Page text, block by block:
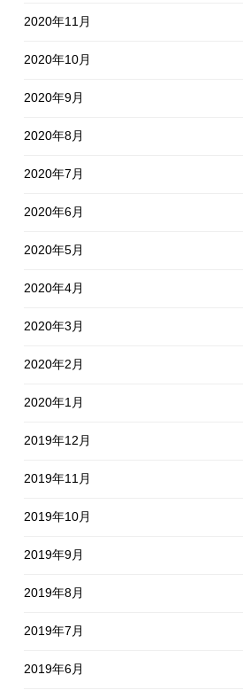
2020年11月
2020年10月
2020年9月
2020年8月
2020年7月
2020年6月
2020年5月
2020年4月
2020年3月
2020年2月
2020年1月
2019年12月
2019年11月
2019年10月
2019年9月
2019年8月
2019年7月
2019年6月